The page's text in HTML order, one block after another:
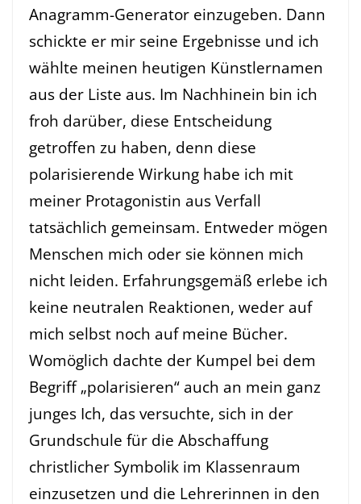
Anagramm-Generator einzugeben. Dann
schickte er mir seine Ergebnisse und ich
wählte meinen heutigen Künstlernamen
aus der Liste aus. Im Nachhinein bin ich
froh darüber, diese Entscheidung
getroffen zu haben, denn diese
polarisierende Wirkung habe ich mit
meiner Protagonistin aus Verfall
tatsächlich gemeinsam. Entweder mögen
Menschen mich oder sie können mich
nicht leiden. Erfahrungsgemäß erlebe ich
keine neutralen Reaktionen, weder auf
mich selbst noch auf meine Bücher.
Womöglich dachte der Kumpel bei dem
Begriff „polarisieren“ auch an mein ganz
junges Ich, das versuchte, sich in der
Grundschule für die Abschaffung
christlicher Symbolik im Klassenraum
einzusetzen und die Lehrerinnen in den